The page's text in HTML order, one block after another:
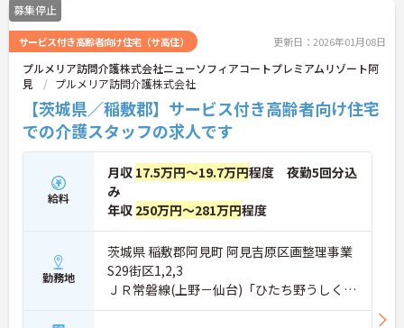
募集停止
サービス付き高齢者向け住宅（サ高住） 更新日：2026年01月08日
プルメリア訪問介護株式会社ニューソフィアコートプレミアムリゾート阿
見
プルメリア訪問介護株式会社
【茨城県／稲敷郡】サービス付き高齢者向け住宅
での介護スタッフの求人です
給料
月収 17.5万円～19.7万円程度 夜勤5回分込
み
年収 250万円～281万円程度
勤務地
茨城県 稲敷郡阿見町 阿見吉原区画整理事業
S29街区1,2,3
ＪＲ常磐線(上野－仙台)「ひたち野うしく
駅」バス・車19分